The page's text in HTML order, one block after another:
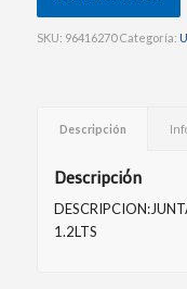
SKU: 96416270 Categoría:
Descripción
Descripción
1.2LTS